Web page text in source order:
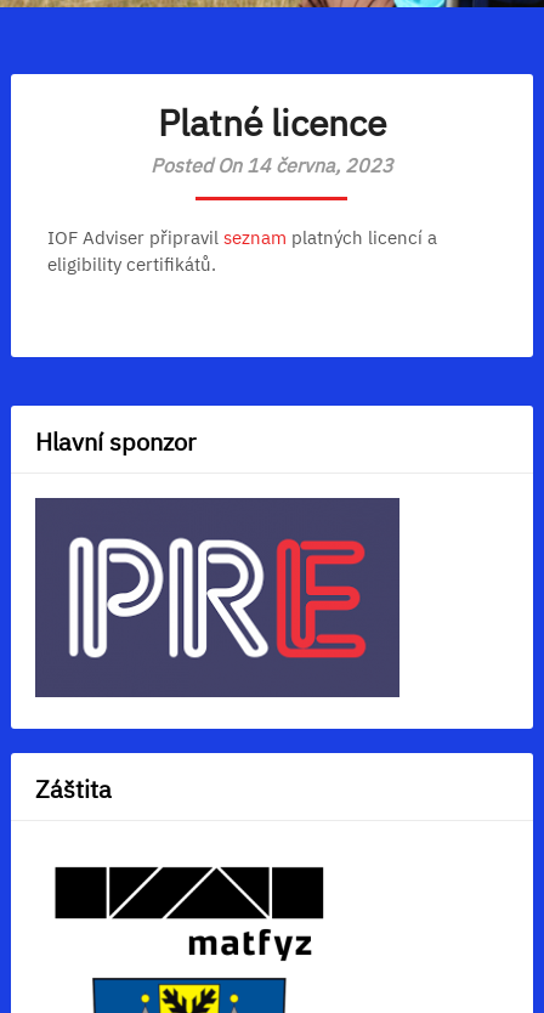
Platné licence
Posted On 14 června, 2023
IOF Adviser připravil seznam platných licencí a
eligibility certifikátů.
Hlavní sponzor
Záštita